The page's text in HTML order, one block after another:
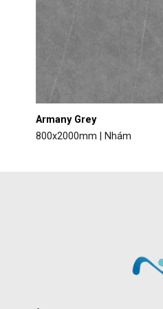
Armany Grey
800x2000mm | Nhám